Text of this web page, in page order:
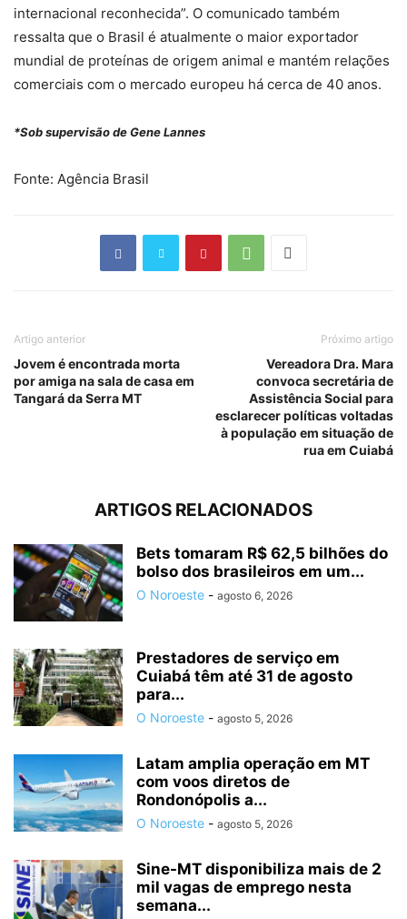
internacional reconhecida”. O comunicado também
ressalta que o Brasil é atualmente o maior exportador
mundial de proteínas de origem animal e mantém relações
comerciais com o mercado europeu há cerca de 40 anos.
*Sob supervisão de Gene Lannes
Fonte: Agência Brasil
Artigo anterior
Jovem é encontrada morta
por amiga na sala de casa em
Tangará da Serra MT
Próximo artigo
Vereadora Dra. Mara
convoca secretária de
Assistência Social para
esclarecer políticas voltadas
à população em situação de
rua em Cuiabá
ARTIGOS RELACIONADOS
Bets tomaram R$ 62,5 bilhões do
bolso dos brasileiros em um...
O Noroeste - agosto 6, 2026
Prestadores de serviço em
Cuiabá têm até 31 de agosto
para...
O Noroeste - agosto 5, 2026
Latam amplia operação em MT
com voos diretos de
Rondonópolis a...
O Noroeste - agosto 5, 2026
Sine-MT disponibiliza mais de 2
mil vagas de emprego nesta
semana...